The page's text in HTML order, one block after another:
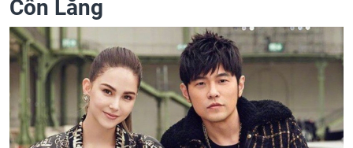
Côn Lăng